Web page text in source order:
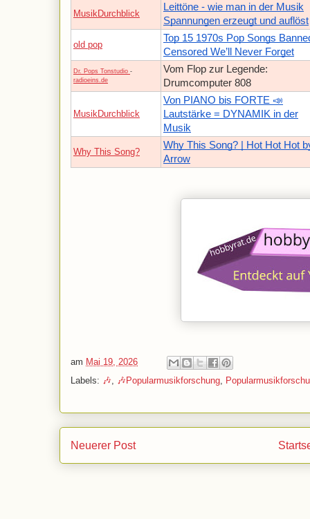
MusikDurchblick
Leittöne - wie man in der Musik
Spannungen erzeugt und auflöst
old pop
Top 15 1970s Pop Songs
Censored We’ll Never Forget
Dr. Pops Tonstudio -
radioeins.de
Vom Flop zur Legende:
Drumcomputer 808
MusikDurchblick
Von PIANO bis FORTE 📣
Lautstärke = DYNAMIK in der
Musik
Why This Song?
Why This Song? | Hot Hot Hot
Arrow
am Mai 19, 2026
Labels: 🎶 🎶Popularmusikforschung
Neuerer Post